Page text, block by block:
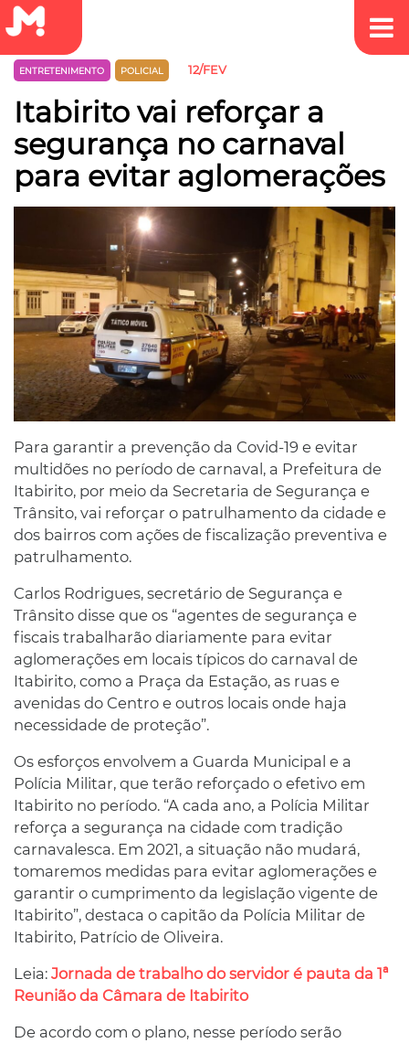
ENTRETENIMENTO POLICIAL 12/FEV
Itabirito vai reforçar a
segurança no carnaval
para evitar aglomerações
Para garantir a prevenção da Covid-19 e evitar
multidões no período de carnaval, a Prefeitura de
Itabirito, por meio da Secretaria de Segurança e
Trânsito, vai reforçar o patrulhamento da cidade e
dos bairros com ações de fiscalização preventiva e
patrulhamento.
Carlos Rodrigues, secretário de Segurança e
Trânsito disse que os “agentes de segurança e
fiscais trabalharão diariamente para evitar
aglomerações em locais típicos do carnaval de
Itabirito, como a Praça da Estação, as ruas e
avenidas do Centro e outros locais onde haja
necessidade de proteção”.
Os esforços envolvem a Guarda Municipal e a
Polícia Militar, que terão reforçado o efetivo em
Itabirito no período. “A cada ano, a Polícia Militar
reforça a segurança na cidade com tradição
carnavalesca. Em 2021, a situação não mudará,
tomaremos medidas para evitar aglomerações e
garantir o cumprimento da legislação vigente de
Itabirito”, destaca o capitão da Polícia Militar de
Itabirito, Patrício de Oliveira.
Leia: Jornada de trabalho do servidor é pauta da 1ª
Reunião da Câmara de Itabirito
De acordo com o plano, nesse período serão